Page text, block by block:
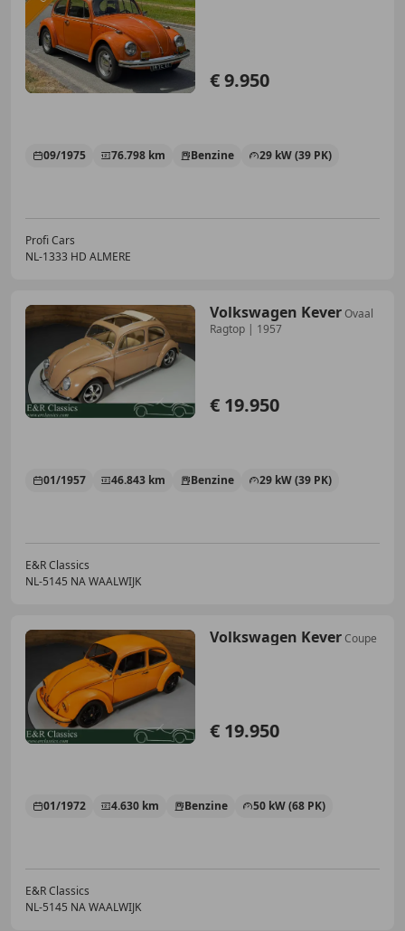
€ 9.950
09/1975 76.798 km Benzine 29 kW (39 PK)
Profi Cars
NL-1333 HD ALMERE
Volkswagen KeverOvaal
Ragtop | 1957
€ 19.950
01/1957 46.843 km Benzine 29 kW (39 PK)
E&R Classics
NL-5145 NA WAALWIJK
Volkswagen KeverCoupe
€ 19.950
01/1972 4.630 km Benzine 50 kW (68 PK)
E&R Classics
NL-5145 NA WAALWIJK